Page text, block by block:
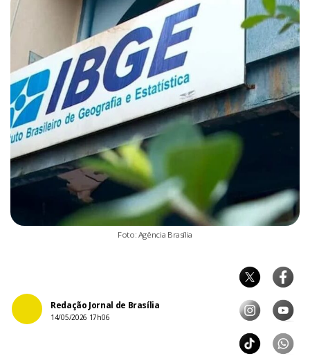
Foto: Agência Brasília
Redação Jornal de Brasília
14/05/2026 17h06